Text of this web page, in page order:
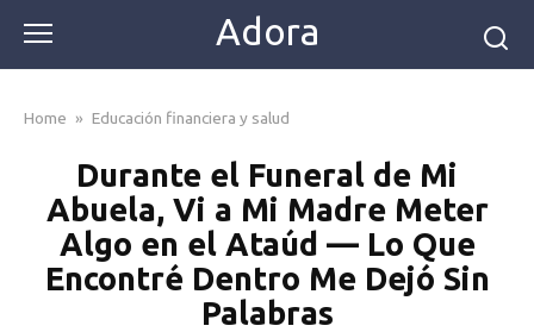
content
Adora
Home » Educación financiera y salud
Durante el Funeral de Mi
Abuela, Vi a Mi Madre Meter
Algo en el Ataúd — Lo Que
Encontré Dentro Me Dejó Sin
Palabras